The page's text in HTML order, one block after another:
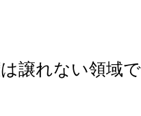
譲れない領域